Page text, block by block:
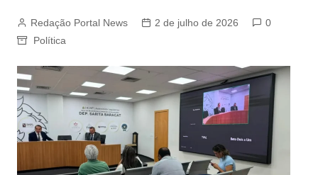
Redação Portal News 2 de julho de 2026
0
Política